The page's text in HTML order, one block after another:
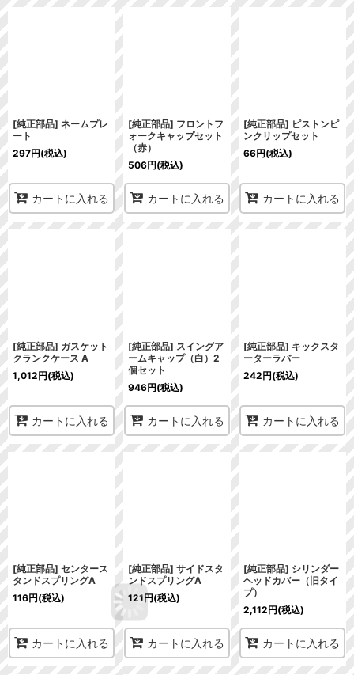
[純正部品] ネームプレ
ート
297円(税込)
カートに入れる
[純正部品] フロントフ
ォークキャップセット
（赤）
506円(税込)
カートに入れる
[純正部品] ピストンピ
ンクリップセット
66円(税込)
カートに入れる
[純正部品] ガスケット
クランクケース A
1,012円(税込)
カートに入れる
[純正部品] スイングア
ームキャップ（白）2
個セット
946円(税込)
カートに入れる
[純正部品] キックスタ
ーターラバー
242円(税込)
カートに入れる
[純正部品] センタース
タンドスプリングA
116円(税込)
カートに入れる
[純正部品] サイドスタ
ンドスプリングA
121円(税込)
カートに入れる
[純正部品] シリンダー
ヘッドカバー（旧タイ
プ）
2,112円(税込)
カートに入れる